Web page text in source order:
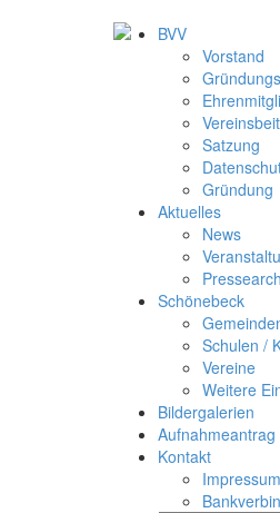
BVV
Vorstand
Satzung
Gründung
Aktuelles
News
Schönebeck
Schulen /
Vereine
Weitere
Bildergalerien
Aufnahmeantrag
Kontakt
Impressum